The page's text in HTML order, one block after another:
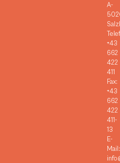
A-
+43
662
422
411
Fax:
+43
662
422
411-
13
E-
Mail: